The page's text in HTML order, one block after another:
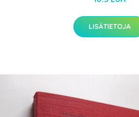
LISÄTIETOJA